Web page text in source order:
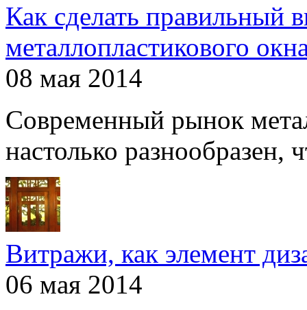
Как сделать правильный
металлопластикового
08 мая 2014
Современный рынок
настолько разнообразен,
Витражи, как элемент
06 мая 2014